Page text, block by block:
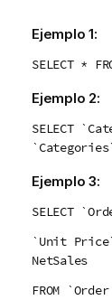
Ejemplo 1:
SELECT *
Ejemplo 2:
SELECT
Ejemplo 3:
SELECT
`Unit
NetSales
FROM